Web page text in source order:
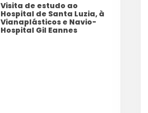
Visita de estudo ao
Hospital de Santa Luzia, à
Vianaplásticos e Navio-
Hospital Gil Eannes